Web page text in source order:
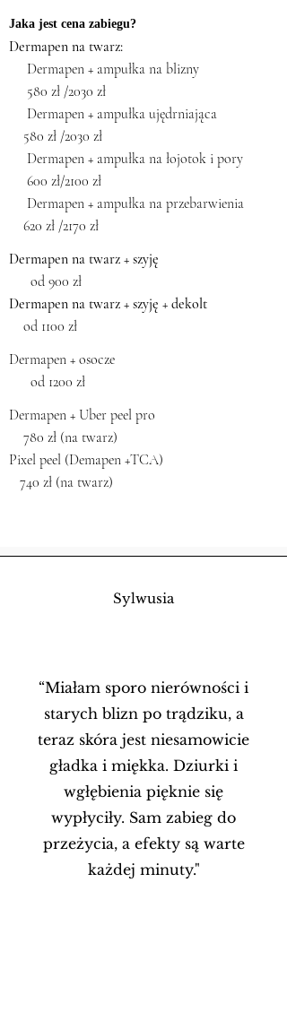
Jaka jest cena zabiegu?
Dermapen na twarz:
Dermapen + ampułka na blizny
580 zł /2030 zł
Dermapen + ampułka ujędrniająca
580 zł /2030 zł
Dermapen + ampułka na łojotok i pory
600 zł/2100 zł
Dermapen + ampułka na przebarwienia
620 zł /2170 zł
Dermapen na twarz + szyję
od 900 zł
Dermapen na twarz + szyję + dekolt
od 1100 zł
Dermapen + osocze
od 1200 zł
Dermapen + Uber peel pro
780 zł (na twarz)
Pixel peel (Demapen +TCA)
740 zł (na twarz)
Sylwusia
“Miałam sporo nierówności i
starych blizn po trądziku, a
teraz skóra jest niesamowicie
gładka i miękka. Dziurki i
wgłębienia pięknie się
wypłyciły. Sam zabieg do
przeżycia, a efekty są warte
każdej minuty."